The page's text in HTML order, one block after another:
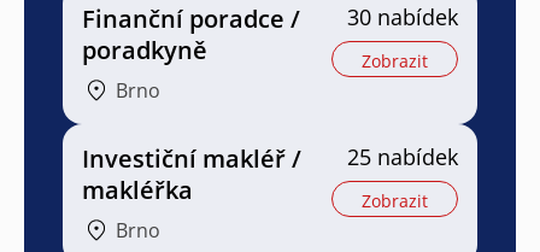
Finanční poradce /
poradkyně
Brno
30 nabídek
Zobrazit
Investiční makléř /
makléřka
Brno
25 nabídek
Zobrazit